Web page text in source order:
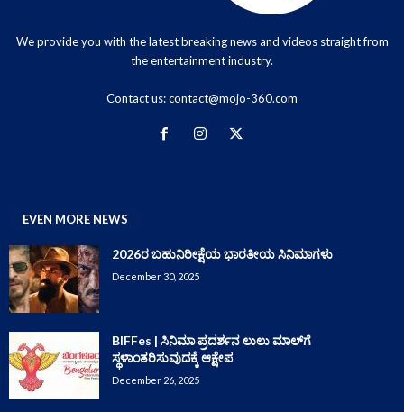
We provide you with the latest breaking news and videos straight from
the entertainment industry.
Contact us:contact@mojo-360.com
EVEN MORE NEWS
2026ರ ಬಹುನಿರೀಕ್ಷೆಯ ಭಾರತೀಯ ಸಿನಿಮಾಗಳು
December 30, 2025
BIFFes | ಸಿನಿಮಾ ಪ್ರದರ್ಶನ ಲುಲು ಮಾಲ್‌ಗೆ
ಸ್ಥಳಾಂತರಿಸುವುದಕ್ಕೆ ಆಕ್ಷೇಪ
December 26, 2025